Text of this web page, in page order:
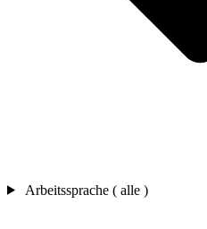
Arbeitssprache ( alle )